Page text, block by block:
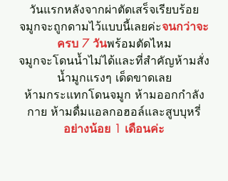
วันแรกหลังจากผ่าตัดเสร็จเรียบร้อย
จมูกจะถูกดามไว้แบบนี้เลยค่ะจนกว่าจะ
ครบ 7 วันพร้อมตัดไหม
จมูกจะโดนน้ำไม่ได้และที่สำคัญห้ามสั่ง
น้ำมูกแรงๆ เด็ดขาดเลย
ห้ามกระแทกโดนจมูก ห้ามออกกำลัง
กาย ห้ามดื่มแอลกอฮอล์และสูบบุหรี่
อย่างน้อย 1 เดือนค่ะ